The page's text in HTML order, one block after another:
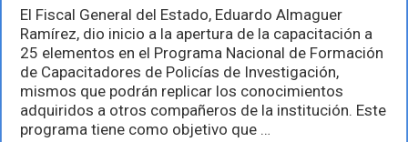
elementos
de
la
FGE
curso
para
capacitar
policías
de
El Fiscal General del Estado, Eduardo Almaguer
Ramírez, dio inicio a la apertura de la capacitación a
25 elementos en el Programa Nacional de Formación
de Capacitadores de Policías de Investigación,
mismos que podrán replicar los conocimientos
adquiridos a otros compañeros de la institución. Este
programa tiene como objetivo que …